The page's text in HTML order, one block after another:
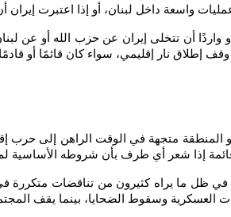
واسعة داخل لبنان، أو إذا اعتبرت
واردًا أن تتخلى إيران عن حزب الله أو عن
إطلاق نار إقليمي، سواء كان قائمًا أو قادمًا
المنطقة متجهة في الوقت الراهن إلى حرب
قائمة إذا شعر أي طرف بأن شروطه الأساسية
في ظل ما يراه كثيرون من تناقضات
العسكرية وسقوط الضحايا، بينما يقف